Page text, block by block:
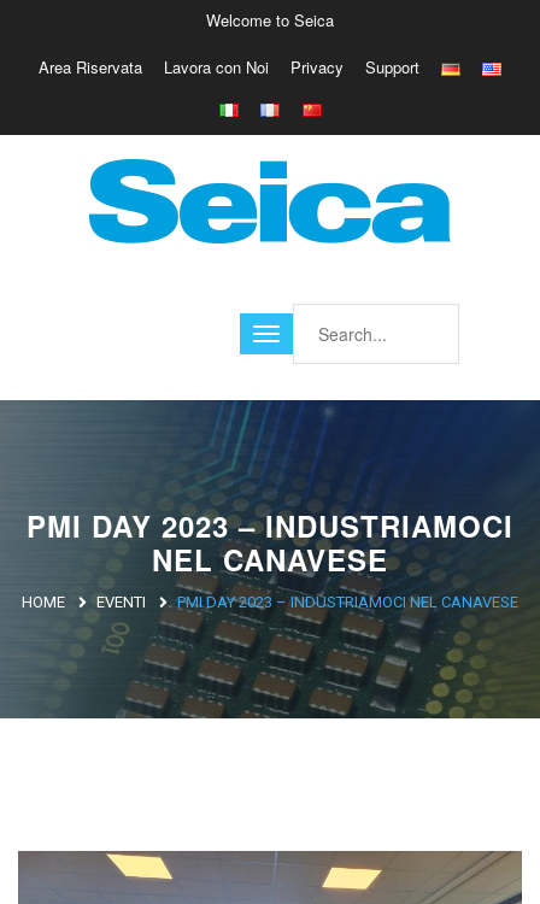
Europe
Italy
Austria
Belgio
Asia
Welcome to Seica
Area Riservata Lavora con Noi Privacy Support
PMI DAY 2023 – INDUSTRIAMOCI
NEL CANAVESE
HOME EVENTI PMI DAY 2023 – INDUSTRIAMOCI NEL CANAVESE